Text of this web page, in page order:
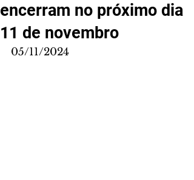
encerram no próximo dia
11 de novembro
05/11/2024